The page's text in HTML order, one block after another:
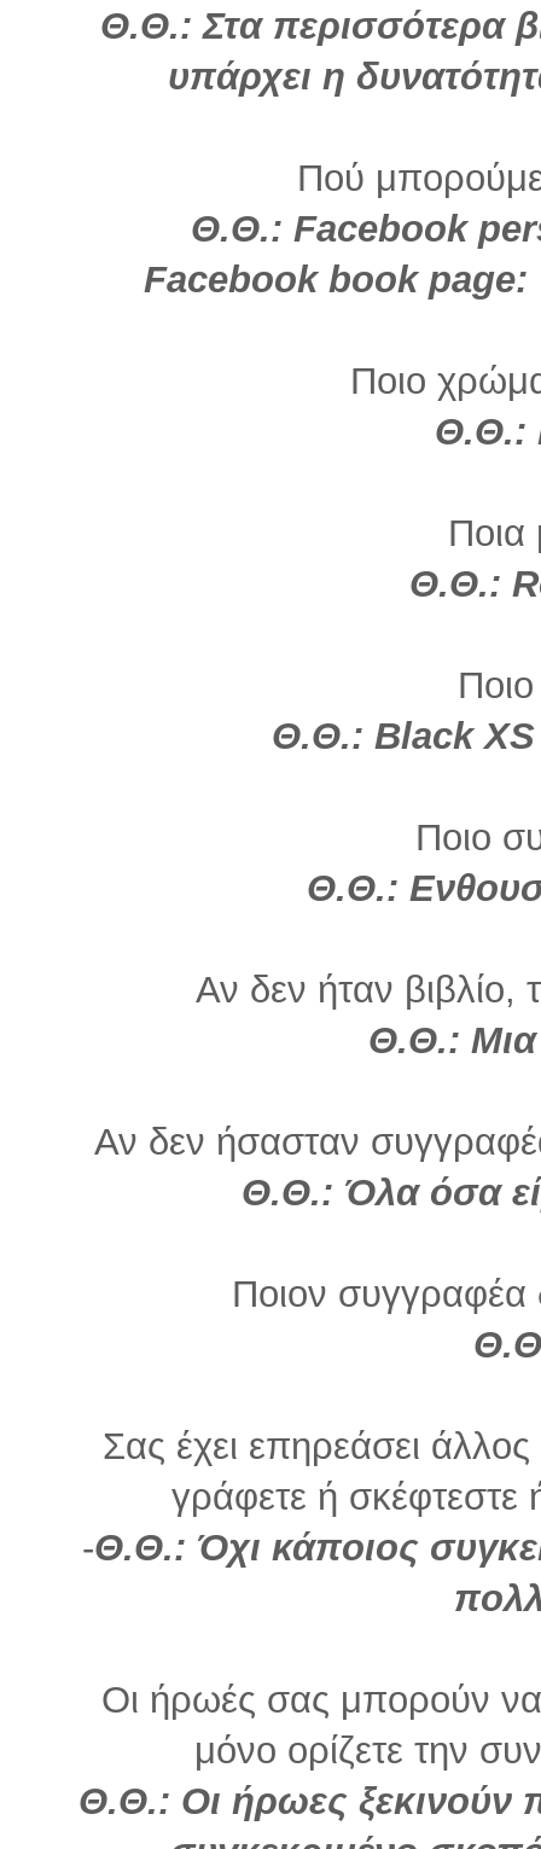
Θ.Θ.: Στα περισσότερα
υπάρχει η
Πού
Θ.Θ.: Facebook
Facebook book page:
Ποιο χρώμα
Θ.Θ.:
Ποια
Θ.Θ.:
Θ.Θ.: BlackXS
Ποιο
Θ.Θ.:
Αν δεν ήταν βιβλίο,
Θ.Θ.: Μια
Αν δεν ήσασταν
Θ.Θ.: Όλα όσα
Ποιον συγγραφέα
Σας έχει επηρεάσει
γράφετε ή σκέφτεστε
-Θ.Θ.: Όχι κάποιος
Οι ήρωές σας μπορούν να
μόνο ορίζετε την
Θ.Θ.: Οι ήρωες ξεκινούν